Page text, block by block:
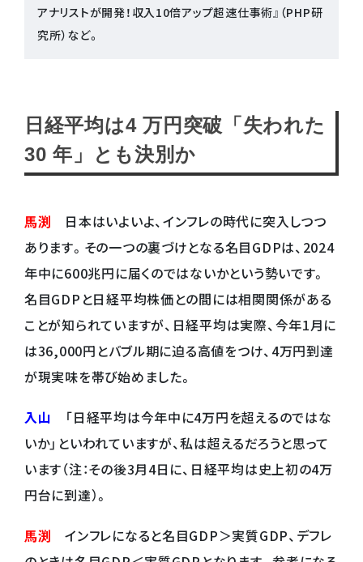
アナリストが開発！収入10倍アップ超速仕事術』（PHP研
究所）など。
日経平均は4 万円突破「失われた
30 年」とも決別か
馬渕 日本はいよいよ、インフレの時代に突入しつつ
あります。その一つの裏づけとなる名目GDPは、2024
年中に600兆円に届くのではないかという勢いです。
名目GDPと日経平均株価との間には相関関係がある
ことが知られていますが、日経平均は実際、今年1月に
は36,000円とバブル期に迫る高値をつけ、4万円到達
が現実味を帯び始めました。
入山 「日経平均は今年中に4万円を超えるのではな
いか」といわれていますが、私は超えるだろうと思って
います（注：その後3月4日に、日経平均は史上初の4万
円台に到達）。
馬渕 インフレになると名目GDP＞実質GDP、デフレ